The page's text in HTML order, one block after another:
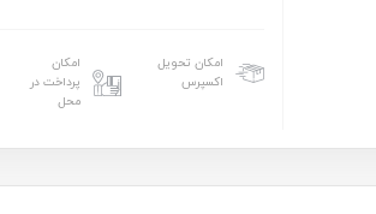
امکان تحویل
اکسپرس
امکان
پرداخت در
محل